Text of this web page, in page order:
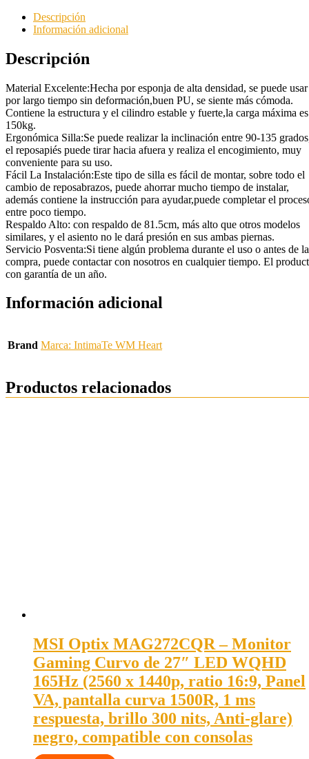
Descripción
Información adicional
Descripción
Material Excelente:Hecha por esponja de alta densidad, se puede usar
por largo tiempo sin deformación,buen PU, se siente más cómoda.
Contiene la estructura y el cilindro estable y fuerte,la carga máxima es
150kg.
Ergonómica Silla:Se puede realizar la inclinación entre 90-135
el reposapiés puede tirar hacia afuera y realiza el encogimiento, muy
conveniente para su uso.
Fácil La Instalación:Este tipo de silla es fácil de montar, sobre todo el
cambio de reposabrazos, puede ahorrar mucho tiempo de instalar,
además contiene la instrucción para ayudar,puede completar el
entre poco tiempo.
Respaldo Alto: con respaldo de 81.5cm, más alto que otros modelos
similares, y el asiento no le dará presión en sus ambas piernas.
Servicio Posventa:Si tiene algún problema durante el uso o antes de la
compra, puede contactar con nosotros en cualquier tiempo. El
con garantía de un año.
Información adicional
Brand Marca: IntimaTe WM Heart
Productos relacionados
MSI Optix MAG272CQR – Monitor
Gaming Curvo de 27″ LED WQHD
165Hz (2560 x 1440p, ratio 16:9, Panel
VA, pantalla curva 1500R, 1 ms
respuesta, brillo 300 nits, Anti-glare)
negro, compatible con consolas